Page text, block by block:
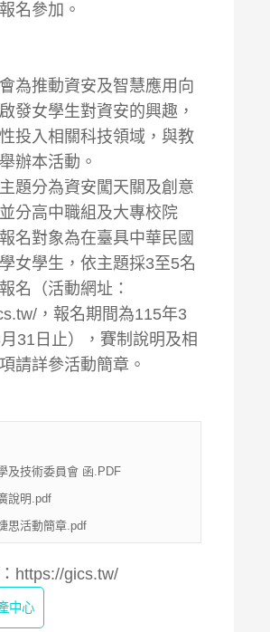
名參加。
為推動資安及智慧應用向
發女學生對資安的興趣，
投入相關科技領域，與教
辦本活動。
題分為資安闖天關及創意
分高中職組及大專校院
名對象為在臺具中華民國
女學生，依主題採3至5名
名（活動網址：
，報名期間為115年3
31日止），賽制說明及相
請詳參活動簡章。
及技術委員會 函.PDF
說明.pdf
思活動簡章.pdf
https://gics.tw/
中心